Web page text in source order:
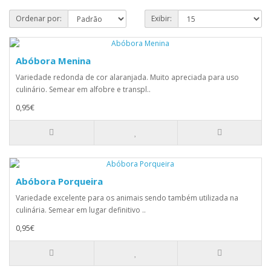
Ordenar por: Exibir:
Abóbora Menina
Variedade redonda de cor alaranjada. Muito apreciada para uso
culinário. Semear em alfobre e transpl..
0,95€
Abóbora Porqueira
Variedade excelente para os animais sendo também utilizada na
culinária. Semear em lugar definitivo ..
0,95€